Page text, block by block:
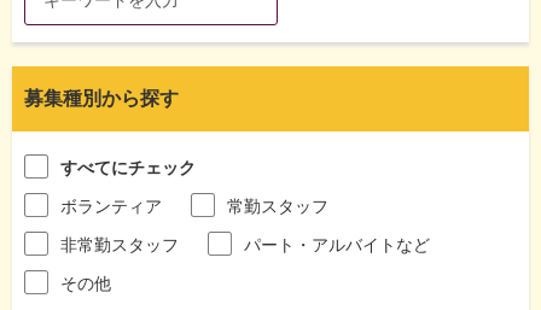
募集種別から探す
すべてにチェック
ボランティア
常勤スタッフ
非常勤スタッフ
パート・アルバイトなど
その他